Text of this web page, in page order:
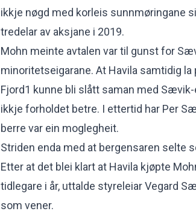
ikkje nøgd med korleis sunnmøringane
tredelar av aksjane i 2019.
Mohn meinte avtalen var til gunst for
minoritetseigarane. At Havila samtidig
Fjord1 kunne bli slått saman med
ikkje forholdet betre. I ettertid har Per
berre var ein moglegheit.
Striden enda med at bergensaren selte
Etter at det blei klart at Havila kjøpte
tidlegare i år, uttalde styreleiarVegard
som vener.